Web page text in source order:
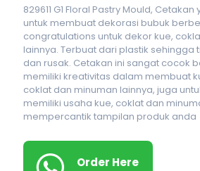
829611 G1 Floral Pastry Mould,
untuk membuat dekorasi bubuk
congratulations untuk dekor kue,
lainnya. Terbuat dari plastik sehingga
dan rusak. Cetakan ini sangat cocok
memiliki kreativitas dalam membuat
coklat dan minuman lainnya, juga
memiliki usaha kue, coklat dan
mempercantik tampilan produk anda
Order Here